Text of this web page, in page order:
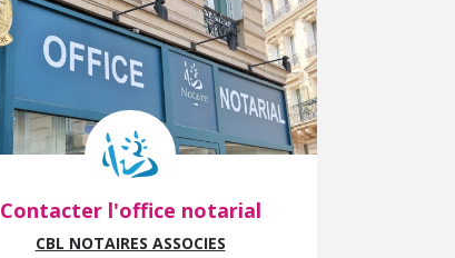
Contacter l'office notarial
CBL NOTAIRES ASSOCIES